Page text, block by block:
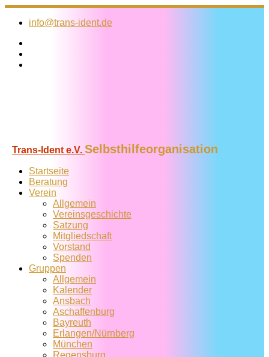
Zum
Inhalt
info@trans-ident.de
Trans-Ident e.V. Selbsthilfeorganisation
Startseite
Beratung
Verein
Allgemein
Vereins­geschichte
Satzung
Mitglied­schaft
Vorstand
Spenden
Gruppen
Allgemein
Kalender
Ansbach
Aschaffenburg
Bayreuth
Erlangen/Nürnberg
München
Regensburg